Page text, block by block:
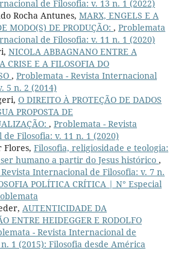
de Filosofia: v. 13 n. 1 (2022)
Rocha Antunes, MARX, ENGELS E A
MODO(S) DE PRODUÇÃO: , Problemata
de Filosofia: v. 11 n. 1 (2020)
NICOLA ABBAGNANO ENTRE A
CRISE E A FILOSOFIA DO
, Problemata - Revista Internacional
5 n. 2 (2014)
O DIREITO À PROTEÇÃO DE DADOS
PROPOSTA DE
, Problemata - Revista
Filosofia: v. 11 n. 1 (2020)
Flores, Filosofia, religiosidade e teologia:
humano a partir do Jesus histórico ,
Internacional de Filosofia: v. 7 n.
POLÍTICA CRÍTICA | N° Especial
AUTENTICIDADE DA
ENTRE HEIDEGGER E RODOLFO
- Revista Internacional de
1 (2015): Filosofia desde América